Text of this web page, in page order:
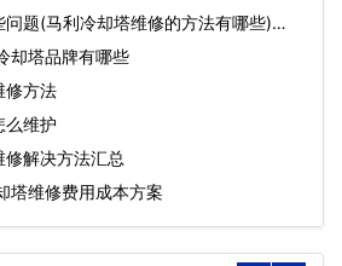
问题(马利冷却塔维修的方法有哪些)…
却塔品牌有哪些
修方法
么维护
解决方法汇总
塔维修费用成本方案